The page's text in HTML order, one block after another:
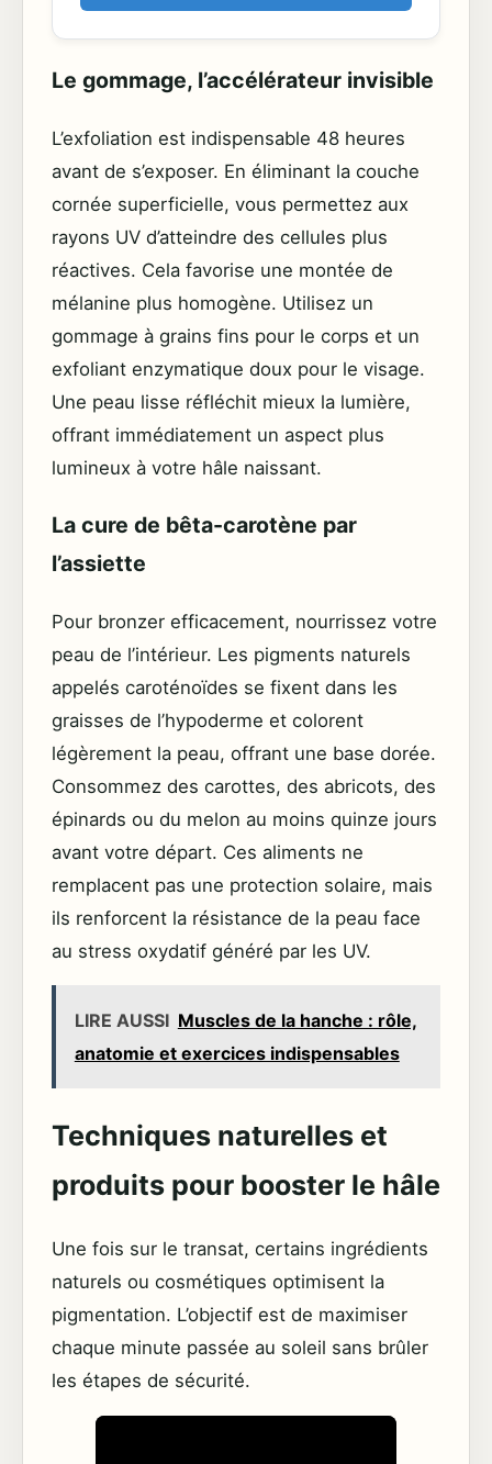
Le gommage, l’accélérateur invisible
L’exfoliation est indispensable 48 heures
avant de s’exposer. En éliminant la couche
cornée superficielle, vous permettez aux
rayons UV d’atteindre des cellules plus
réactives. Cela favorise une montée de
mélanine plus homogène. Utilisez un
gommage à grains fins pour le corps et un
exfoliant enzymatique doux pour le visage.
Une peau lisse réfléchit mieux la lumière,
offrant immédiatement un aspect plus
lumineux à votre hâle naissant.
La cure de bêta-carotène par
l’assiette
Pour bronzer efficacement, nourrissez votre
peau de l’intérieur. Les pigments naturels
appelés caroténoïdes se fixent dans les
graisses de l’hypoderme et colorent
légèrement la peau, offrant une base dorée.
Consommez des carottes, des abricots, des
épinards ou du melon au moins quinze jours
avant votre départ. Ces aliments ne
remplacent pas une protection solaire, mais
ils renforcent la résistance de la peau face
au stress oxydatif généré par les UV.
LIRE AUSSI Muscles de la hanche : rôle,
anatomie et exercices indispensables
Techniques naturelles et
produits pour booster le hâle
Une fois sur le transat, certains ingrédients
naturels ou cosmétiques optimisent la
pigmentation. L’objectif est de maximiser
chaque minute passée au soleil sans brûler
les étapes de sécurité.